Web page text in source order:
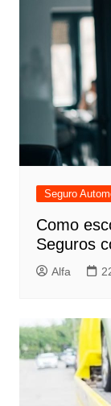
Seguro
Como
Seguros
Alfa